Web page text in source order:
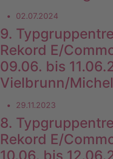
02.07.2024
9.
Rekord E/
09.06. bis
Vielbrunn/
29.11.2023
8.
Rekord E/